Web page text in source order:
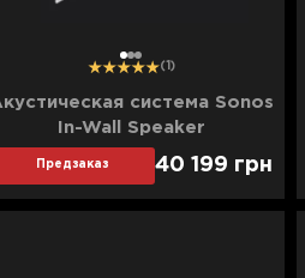
12 3 (1)
система Sonos
In-Wall Speaker
Предзаказ 40 199 грн